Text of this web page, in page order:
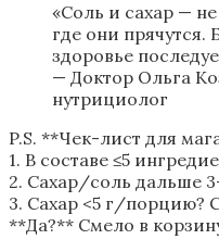
«Соль и сахар —
где они прячутся.
здоровье
— Доктор Ольга
нутрициолог
P.S. **Чек-лист для
1. В составе ≤5
2. Сахар/соль дальше
3. Сахар <5 г/порцию?
**Да?** Смело в